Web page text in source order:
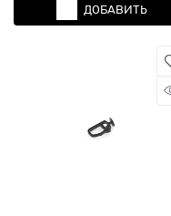
ДОБАВИТЬ